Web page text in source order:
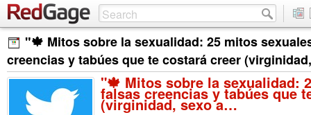
"🍁 Mitos sobre la sexualidad: 25 mitos
creencias y tabúes que te costará creer
"🍁 Mitos sobre la sexualidad:
falsas creencias y tabúes que
(virginidad, sexo a…